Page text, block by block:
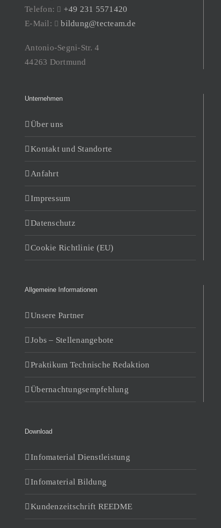
Telefon:
+49 231 5571420
E-Mail:
bildung@tecteam.de
Antonio-Segni-Str. 4
44263 Dortmund
Unternehmen
Über uns
Kontakt und Standorte
Anfahrt
Impressum
Datenschutz
Cookie Richtlinie (EU)
Allgemeine Informationen
Unsere Partner
Jobs – Stellenangebote
Praktikum Technische Redaktion
Übernachtungsempfehlung
Download
Infomaterial Dienstleistung
Infomaterial Bildung
Kundenzeitschrift REEDME